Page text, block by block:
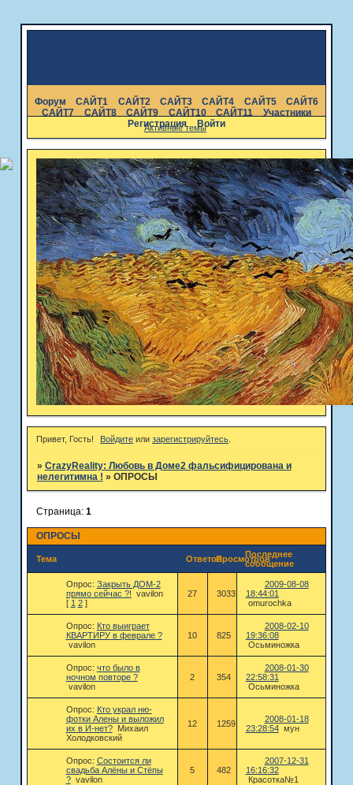
Форум САЙТ1 САЙТ2 САЙТ3 САЙТ4 САЙТ5
САЙТ6
САЙТ7
САЙТ8 САЙТ9 САЙТ10 САЙТ11
Участники
Регистрация
Войти
Активные темы
Привет, Гость! Войдите илизарегистрируйтесь
» CrazyReality: Любовь в Доме2 фальсифицирована и
нелегитимна ! » ОПРОСЫ
ОПРОСЫ
Страница: 1
Тема ОтветовПросмотровПоследнее
сообщение
Опрос: Закрыть ДОМ-2
прямо сейчас ?! vavilon
[ 1 2 ]
27 3033
2009-08-08
18:44:01
omurochka
Опрос: Кто выиграет
КВАРТИРУ в феврале ?
vavilon
10 825
2008-02-10
19:36:08
Осьминожка
Опрос: что было в
ночном повторе ?
vavilon
2 354
2008-01-30
22:58:31
Осьминожка
Опрос: Кто украл ню-
фотки Алены и выложил
их в И-нет?
Михаил
Холодковский
12 1259
2008-01-18
23:28:54 мун
Опрос: Состоится ли
свадьба Алёны и Стёпы
? vavilon
5 482
2007-12-31
16:16:32
Красотка№1